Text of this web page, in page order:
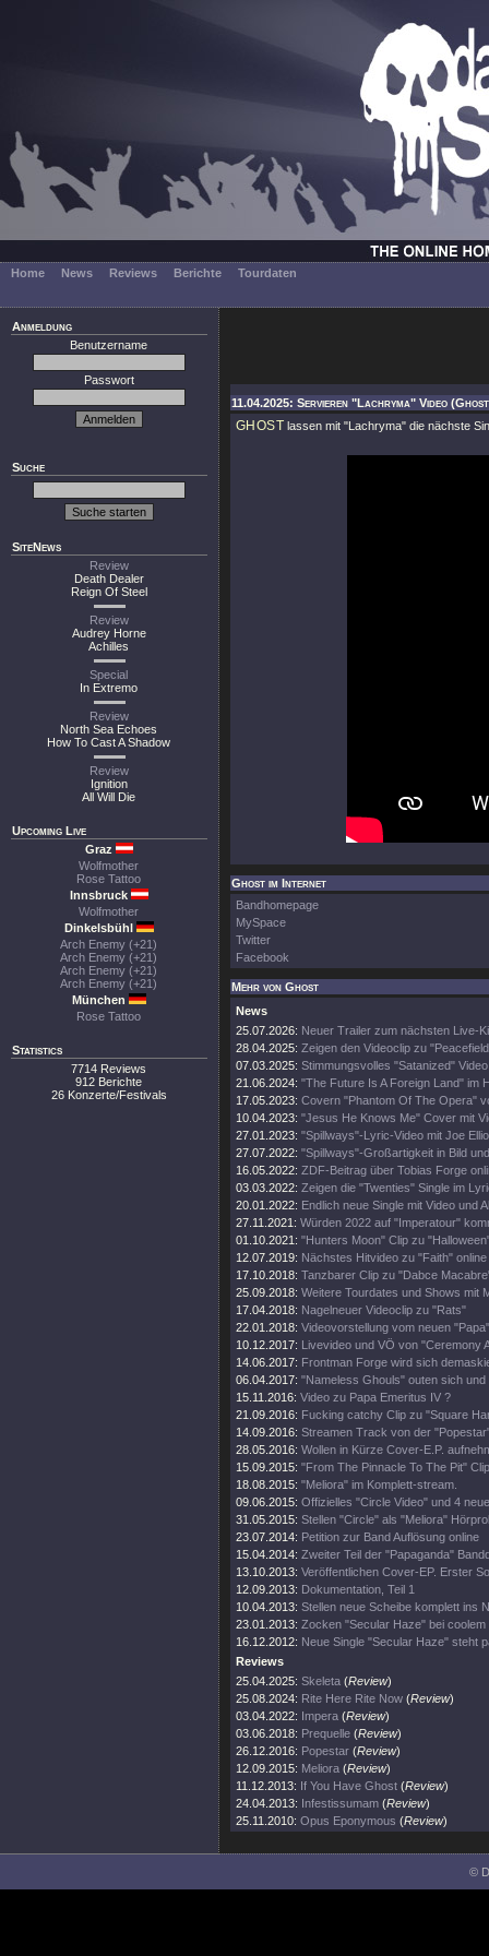
Home News Reviews Berichte Tourdaten
Anmeldung
Benutzername
Passwort
Suche
SiteNews
Review
Death Dealer
Reign Of Steel
Review
Audrey Horne
Achilles
Special
In Extremo
Review
North Sea Echoes
How To Cast A Shadow
Review
Ignition
All Will Die
Upcoming Live
Graz
Wolfmother
Rose Tattoo
Innsbruck
Wolfmother
Dinkelsbühl
Arch Enemy (+21)
Arch Enemy (+21)
Arch Enemy (+21)
Arch Enemy (+21)
München
Rose Tattoo
Statistics
7714 Reviews
912 Berichte
26 Konzerte/Festivals
11.04.2025: Servieren "Lachryma" Video
GHOST lassen mit"Lachryma" die nächste
Ghost im Internet
Bandhomepage
MySpace
Twitter
Facebook
Mehr von Ghost
News
25.07.2026: Neuer Trailer zum nächsten Live-
28.04.2025: Zeigen den Videoclip zu
07.03.2025: Stimmungsvolles "Satanized"
21.06.2024: "The Future Is A Foreign Land" im
17.05.2023: Covern "Phantom Of The Opera"
10.04.2023: "Jesus He Knows Me" Cover mit
27.01.2023: "Spillways"-Lyric-Video mit Joe
27.07.2022: "Spillways"-Großartigkeit in Bild
16.05.2022: ZDF-Beitrag über Tobias Forge
03.03.2022: Zeigen die "Twenties" Single im
20.01.2022: Endlich neue Single mit Video und
27.11.2021: Würden 2022 auf "Imperatour"
01.10.2021: "Hunters Moon" Clip zu
12.07.2019: Nächstes Hitvideo zu "Faith" online
17.10.2018: Tanzbarer Clip zu "Dabce
25.09.2018: Weitere Tourdates und Shows mit
17.04.2018: Nagelneuer Videoclip zu "Rats"
22.01.2018: Videovorstellung vom neuen "Papa"
10.12.2017: Livevideo und VÖ von "Ceremony
14.06.2017: Frontman Forge wird sich
06.04.2017: "Nameless Ghouls" outen sich und
15.11.2016: Video zu Papa Emeritus IV ?
21.09.2016: Fucking catchy Clip zu "Square
14.09.2016: Streamen Track von der
28.05.2016: Wollen in Kürze Cover-E.P.
15.09.2015: "From The Pinnacle To The Pit"
18.08.2015: "Meliora" im Komplett-stream.
09.06.2015: Offizielles "Circle Video" und 4
31.05.2015: Stellen "Circle" als "Meliora"
23.07.2014: Petition zur Band Auflösung online
15.04.2014: Zweiter Teil der "Papaganda"
13.10.2013: Veröffentlichen Cover-EP. Erster
12.09.2013: Dokumentation, Teil 1
10.04.2013: Stellen neue Scheibe komplett ins
23.01.2013: Zocken "Secular Haze" bei coolem
16.12.2012: Neue Single "Secular Haze" steht
Reviews
25.04.2025: Skeleta (Review)
25.08.2024: Rite Here Rite Now (Review)
03.04.2022: Impera (Review)
03.06.2018: Prequelle (Review)
26.12.2016: Popestar (Review)
12.09.2015: Meliora (Review)
11.12.2013: If You Have Ghost (Review)
24.04.2013: Infestissumam (Review)
25.11.2010: Opus Eponymous (Review)
©